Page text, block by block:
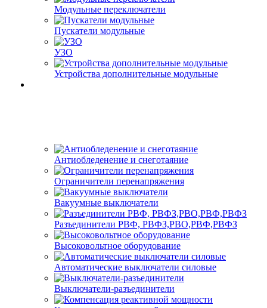
Модульные переключатели
Пускатели модульные
УЗО
Устройства дополнительные модульные
Антиобледенение и снеготаяние
Ограничители перенапряжения
Вакуумные выключатели
Разъединители РВФ, РВФЗ,РВО,РВФ,РВФЗ
Высоковольтное оборудование
Автоматические выключатели cиловые
Выключатели-разъединители